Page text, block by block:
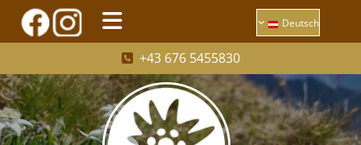
Deutsch
 +43 676 5455830